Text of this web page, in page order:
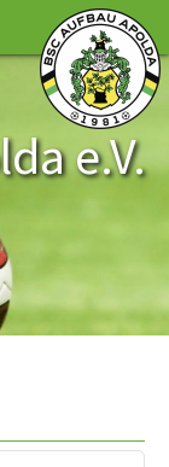
e.V.